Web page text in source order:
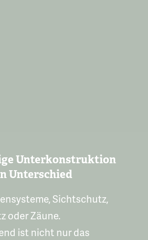
Unterkonstruktion
Unterschied
Sichtschutz,
oder Zäune.
ist nicht nur das